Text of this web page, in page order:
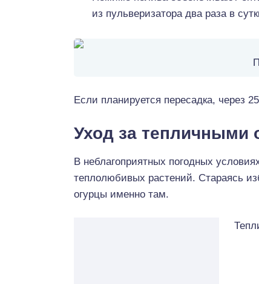
из пульверизатора два раза в
Если планируется пересадка, через
Уход за тепличными
В неблагоприятных погодных
теплолюбивых растений. Стараясь
огурцы именно там.